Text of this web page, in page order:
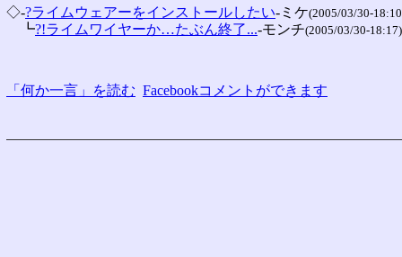
◇-?ライムウェアーをインストールしたい-ミケ(2005/03/30-
┗?!ライムワイヤーか…たぶん終了...-モンチ(2005/03/30-18:17)
「何か一言」を読む Facebookコメントができます